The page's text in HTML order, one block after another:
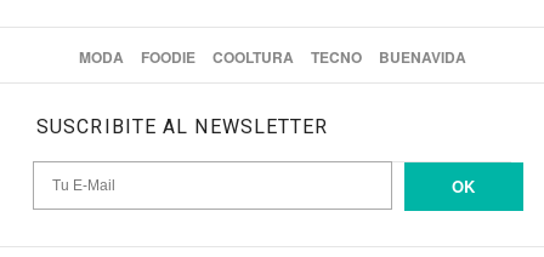
MODA FOODIE COOLTURA TECNO BUENAVIDA
SUSCRIBITE AL NEWSLETTER
OK